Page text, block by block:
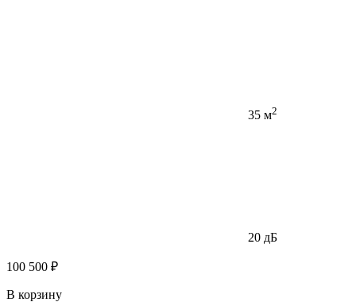
35 м2
20 дБ
100 500 ₽
В корзину